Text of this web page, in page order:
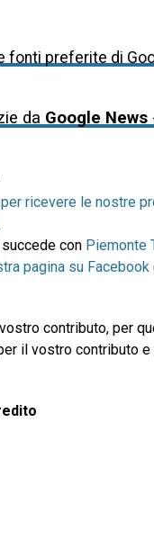
fonti preferite di
da Google News
ricevere le nostre
con Piemonte
pagina su Facebook
contributo, per
il vostro contributo